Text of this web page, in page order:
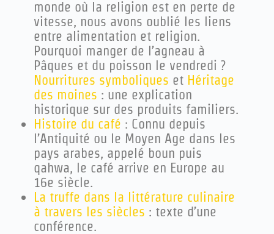
monde où la religion est en perte de
vitesse, nous avons oublié les liens
entre alimentation et religion.
Pourquoi manger de l’agneau à
Pâques et du poisson le vendredi ?
Nourritures symboliques et Héritage
des moines : une explication
historique sur des produits familiers.
Histoire du café : Connu depuis
l’Antiquité ou le Moyen Age dans les
pays arabes, appelé boun puis
qahwa, le café arrive en Europe au
16e siècle.
La truffe dans la littérature culinaire
à travers les siècles : texte d’une
conférence.